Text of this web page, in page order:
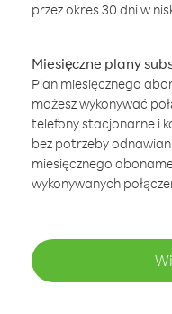
przez okres 30 dni w
Miesięczne plany
Plan miesięcznego
możesz wykonywać
telefony stacjonarne i
bez potrzeby
miesięcznego
wykonywanych